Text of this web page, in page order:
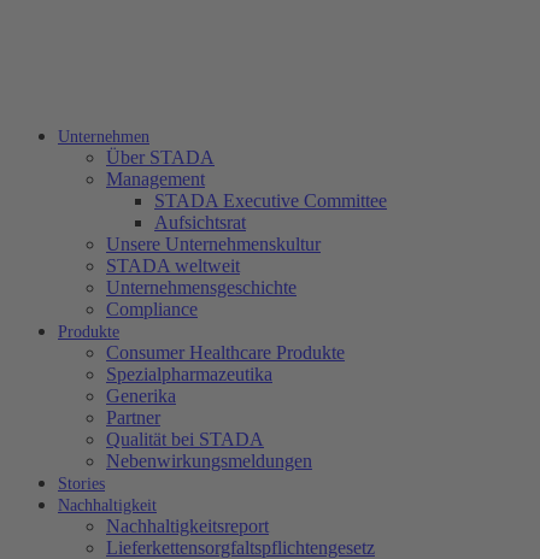
Unternehmen
Über STADA
Management
STADA Executive Committee
Aufsichtsrat
Unsere Unternehmenskultur
STADA weltweit
Unternehmensgeschichte
Compliance
Produkte
Consumer Healthcare Produkte
Spezialpharmazeutika
Generika
Partner
Qualität bei STADA
Nebenwirkungsmeldungen
Stories
Nachhaltigkeit
Nachhaltigkeitsreport
Lieferkettensorgfaltspflichtengesetz